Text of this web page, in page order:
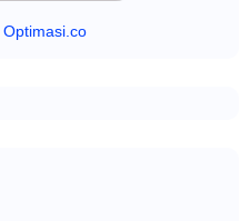
Optimasi.co